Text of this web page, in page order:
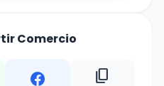
Comercio
content_copy